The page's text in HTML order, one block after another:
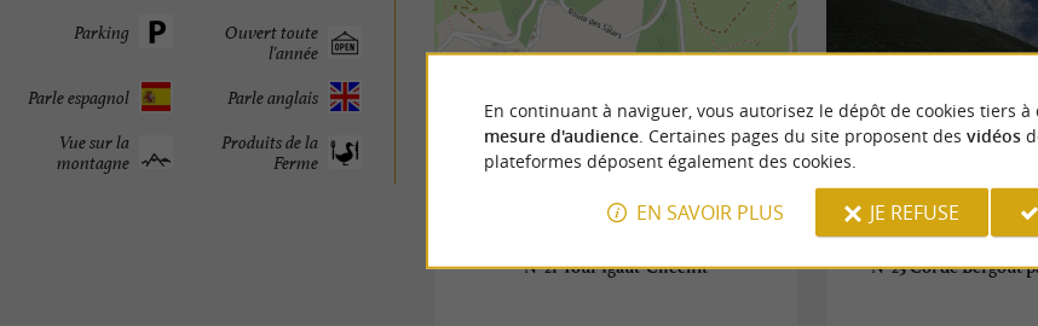
Ouvert toute
l'année
Parking
Parle anglais
Parle espagnol
Produits de la
Ferme
Vue sur la
montagne
N°21 Tour Igaüt-Chéchit N°23 Col de Bergout
En continuant à naviguer, vous autorisez le dépôt de cookies tiers à
mesure d'audience. Certaines pages du site proposent des vidéos
plateformes déposent également des cookies.
EN SAVOIR PLUS JE REFUSE